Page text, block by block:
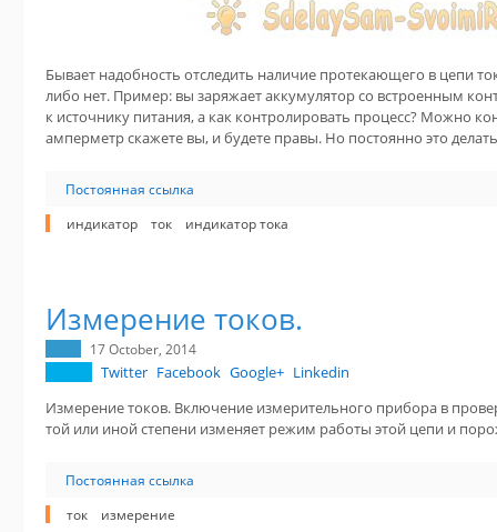
Бывает надобность отследить наличие протекающего в цепи
либо нет. Пример: вы заряжает аккумулятор со встроенным
к источнику питания, а как контролировать процесс? Можно
амперметр скажете вы, и будете правы. Но постоянно это
Постоянная ссылка
индикатор
ток индикатор тока
Измерение токов.
17 October, 2014
Twitter Facebook Google+ Linkedin
Измерение токов. Включение измерительного прибора в
той или иной степени изменяет режим работы этой цепи и
Постоянная ссылка
ток
измерение